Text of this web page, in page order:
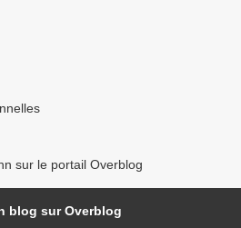
sur le portail Overblog
blog sur Overblog